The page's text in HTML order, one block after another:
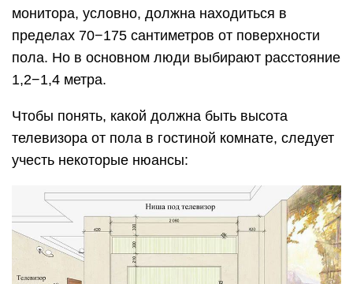
монитора, условно, должна находиться в
пределах 70−175 сантиметров от поверхности
пола. Но в основном люди выбирают расстояние
1,2−1,4 метра.
Чтобы понять, какой должна быть высота
телевизора от пола в гостиной комнате, следует
учесть некоторые нюансы: